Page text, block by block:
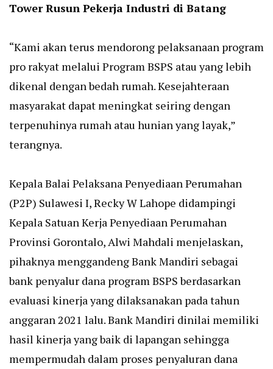
Tower Rusun Pekerja Industri di Batang
“Kami akan terus mendorong pelaksanaan program
pro rakyat melalui Program BSPS atau yang lebih
dikenal dengan bedah rumah. Kesejahteraan
masyarakat dapat meningkat seiring dengan
terpenuhinya rumah atau hunian yang layak,”
terangnya.
Kepala Balai Pelaksana Penyediaan Perumahan
(P2P) Sulawesi I, Recky W Lahope didampingi
Kepala Satuan Kerja Penyediaan Perumahan
Provinsi Gorontalo, Alwi Mahdali menjelaskan,
pihaknya menggandeng Bank Mandiri sebagai
bank penyalur dana program BSPS berdasarkan
evaluasi kinerja yang dilaksanakan pada tahun
anggaran 2021 lalu. Bank Mandiri dinilai memiliki
hasil kinerja yang baik di lapangan sehingga
mempermudah dalam proses penyaluran dana